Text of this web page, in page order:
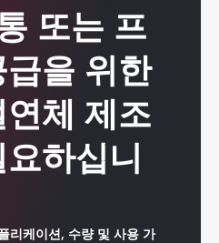
또는 프
을 위한
체 제조
하십니
리케이션, 수량 및 사용 가